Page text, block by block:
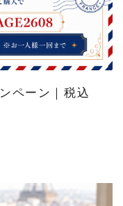
ペーン｜税込